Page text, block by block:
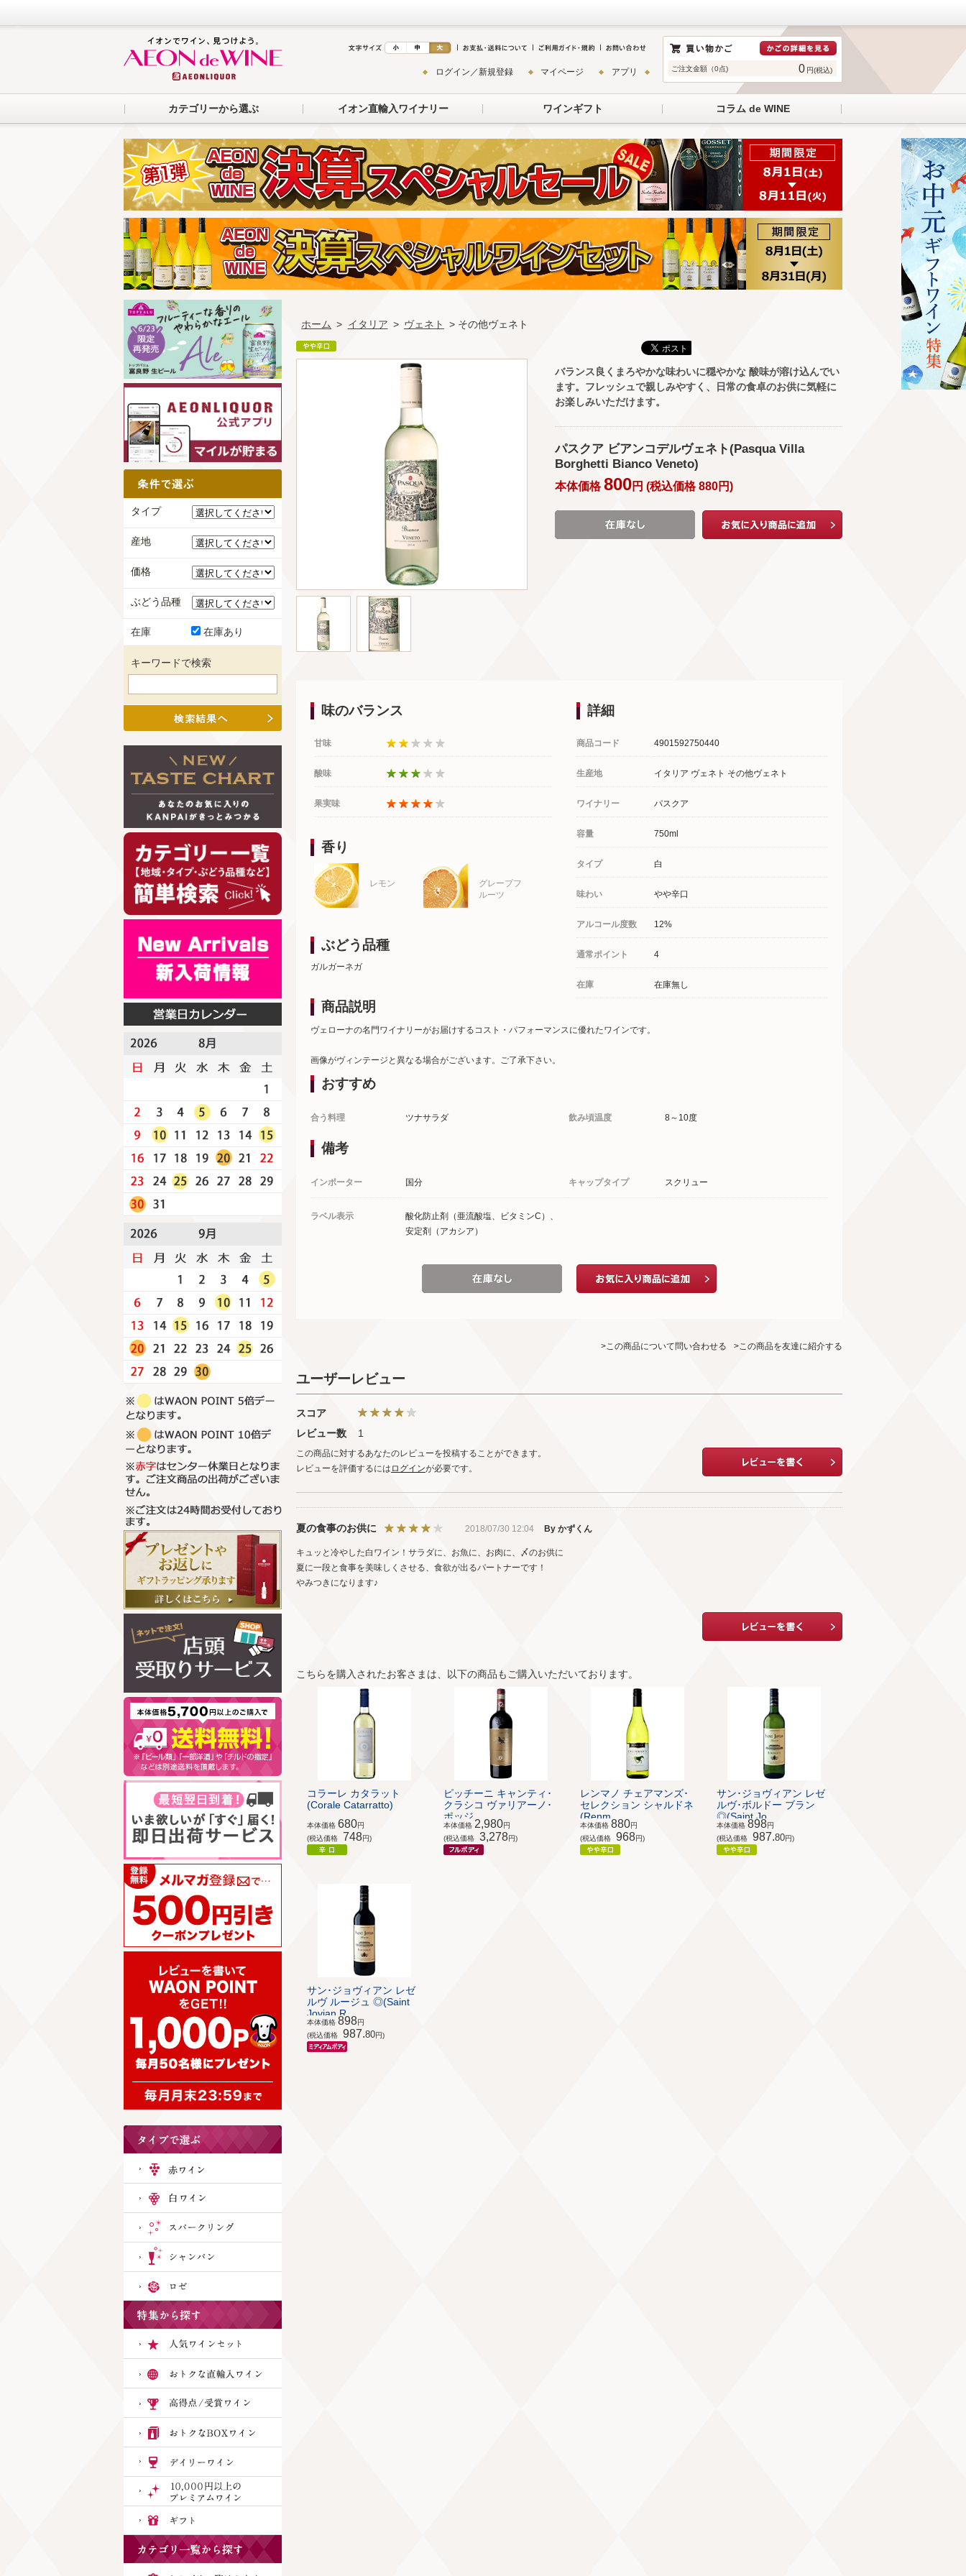
ご注文金額（0点) 0 円(税込)
ログイン／新規登録 マイページ アプリ
カテゴリーから選ぶ イオン直輸入ワイナリー ワインギフト コラム de WINE
ホーム > イタリア > ヴェネト > その他ヴェネト
バランス良くまろやかな味わいに穏やかな 酸味が溶け込んでい
ます。フレッシュで親しみやすく、日常の食卓のお供に気軽に
お楽しみいただけます。
パスクア ビアンコデルヴェネト(Pasqua Villa
Borghetti Bianco Veneto)
本体価格800円 (税込価格880円)
詳細
商品コード 4901592750440
生産地 イタリア ヴェネト その他ヴェネト
ワイナリー パスクア
容量 750ml
タイプ 白
味わい やや辛口
アルコール度数 12%
通常ポイント 4
在庫 在庫無し
味のバランス
甘味
酸味
果実味
香り
レモン
グレープフ
ルーツ
ぶどう品種
ガルガーネガ
商品説明
ヴェローナの名門ワイナリーがお届けするコスト・パフォーマンスに優れたワインです。
画像がヴィンテージと異なる場合がございます。ご了承下さい。
おすすめ
合う料理 ツナサラダ 飲み頃温度 8～10度
備考
インポーター 国分 キャップタイプ スクリュー
ラベル表示
酸化防止剤（亜流酸塩、ビタミンC）、
安定剤（アカシア）
>この商品について問い合わせる >この商品を友達に紹介する
ユーザーレビュー
スコア
レビュー数
1
この商品に対するあなたのレビューを投稿することができます。
レビューを評価するには ログインが必要です。
夏の食事のお供に 2018/07/30 12:04 By かずくん
キュッと冷やした白ワイン！サラダに、お魚に、お肉に、〆のお供に
夏に一段と食事を美味しくさせる、食欲が出るパートナーです！
やみつきになります♪
こちらを購入されたお客さまは、以下の商品もご購入いただいております。
コラーレ カタラット
(Corale Catarratto)
本体価格 680円
(税込価格
748円)
ピッチーニ キャンティ･
クラシコ ヴァリアーノ･
ポッジ...
本体価格 2,980円
(税込価格
3,278円)
レンマノ チェアマンズ･
セレクション シャルドネ
(Renm...
本体価格 880円
(税込価格
968円)
サン･ジョヴィアン レゼ
ルヴ･ボルドー ブラン
◎(Saint Jo...
本体価格 898円
(税込価格
987.80円)
サン･ジョヴィアン レゼ
ルヴ ルージュ ◎(Saint
Jovian R...
本体価格 898円
(税込価格
987.80円)
タイプ
産地
価格
ぶどう品種
在庫 在庫あり
キーワードで検索